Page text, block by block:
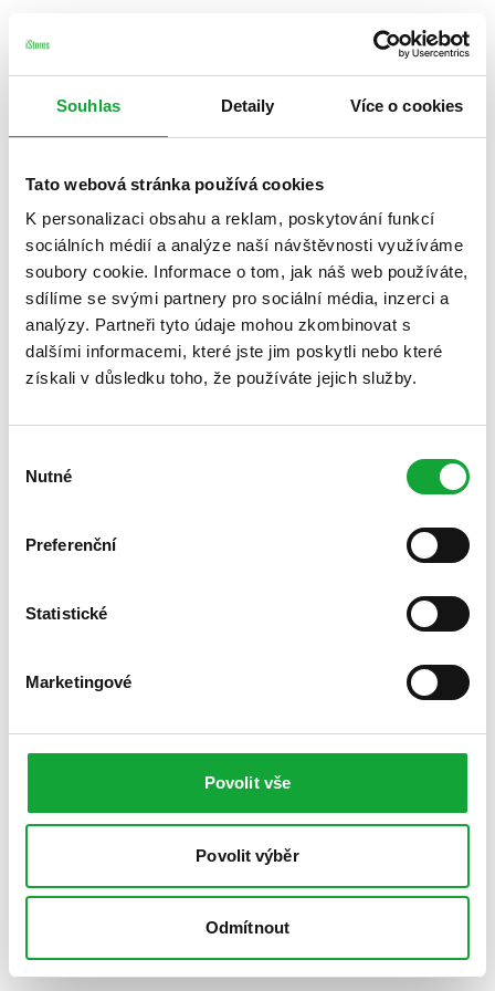
Souhlas Detaily Více o cookies
Tato webová stránka používá cookies
K personalizaci obsahu a reklam, poskytování funkcí
sociálních médií a analýze naší návštěvnosti využíváme
soubory cookie. Informace o tom, jak náš web používáte,
sdílíme se svými partnery pro sociální média, inzerci a
analýzy. Partneři tyto údaje mohou zkombinovat s
dalšími informacemi, které jste jim poskytli nebo které
získali v důsledku toho, že používáte jejich služby.
souhlasu
Nutné
Preferenční
Statistické
Marketingové
Povolit vše
Povolit výběr
Odmítnout